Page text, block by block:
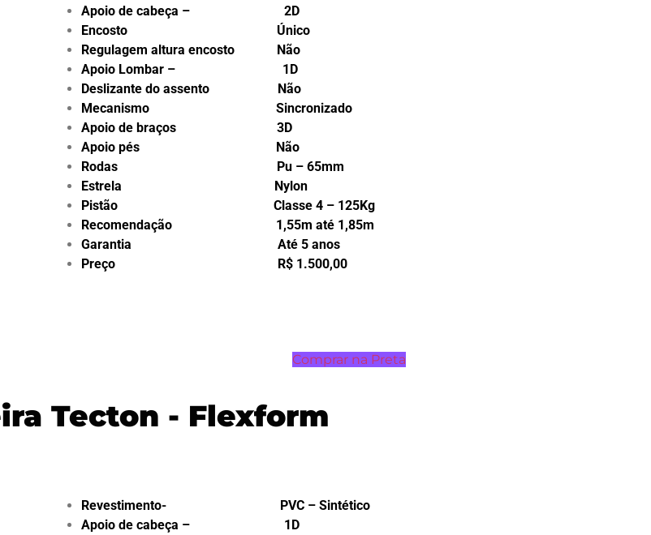
Apoio de cabeça – 2D
Encosto Único
Regulagem altura encosto Não
Apoio Lombar – 1D
Deslizante do assento Não
Mecanismo Sincronizado
Apoio de braços 3D
Apoio pés Não
Rodas Pu – 65mm
Estrela Nylon
Pistão Classe 4 – 125Kg
Recomendação 1,55m até 1,85m
Garantia Até 5 anos
Preço R$ 1.500,00
Comprar na Preta
Tecton - Flexform
Revestimento- PVC – Sintético
Apoio de cabeça – 1D